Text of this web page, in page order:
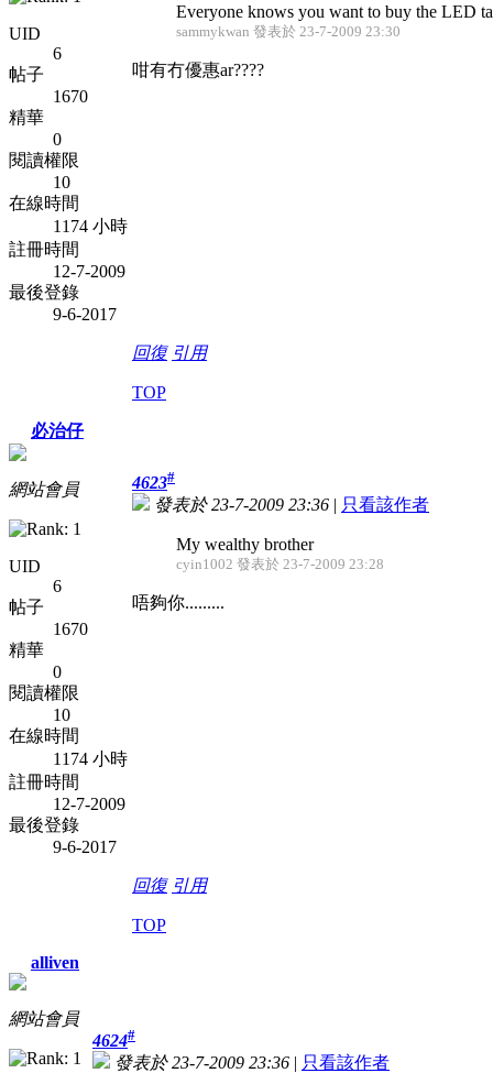
UID
6
帖子
1670
精華
0
閱讀權限
10
在線時間
1174 小時
註冊時間
12-7-2009
最後登錄
9-6-2017
Everyone knows you want to buy the LED
sammykwan 發表於 23-7-2009 23:30
咁有冇優惠ar????
回復 引用
TOP
必治仔
網站會員
UID
6
帖子
1670
精華
0
閱讀權限
10
在線時間
1174 小時
註冊時間
12-7-2009
最後登錄
9-6-2017
4623#
發表於 23-7-2009 23:36 | 只看該作者
My wealthy brother
cyin1002 發表於 23-7-2009 23:28
唔夠你.........
回復 引用
TOP
alliven
網站會員
4624#
發表於 23-7-2009 23:36 | 只看該作者